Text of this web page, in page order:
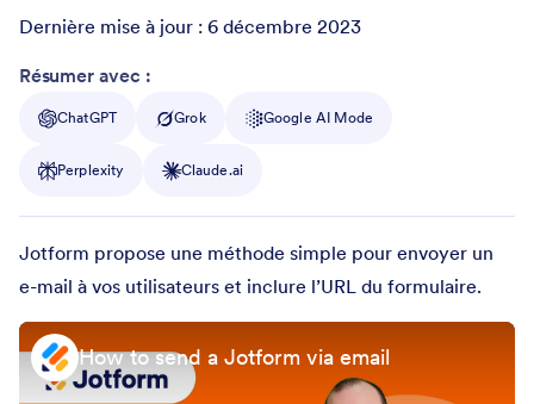
Dernière mise à jour : 6 décembre 2023
Post ID
Résumer avec :
ChatGPT Grok Google AI Mode
Perplexity Claude.ai
Jotform propose une méthode simple pour envoyer un
e-mail à vos utilisateurs et inclure l’URL du formulaire.
How to send a Jotform via email